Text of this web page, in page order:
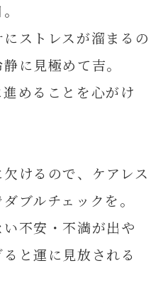
ストレスが溜まるの
に見極めて吉。
めることを心がけ
けるので、ケアレス
ブルチェックを。
不安・不満が出や
と運に見放される